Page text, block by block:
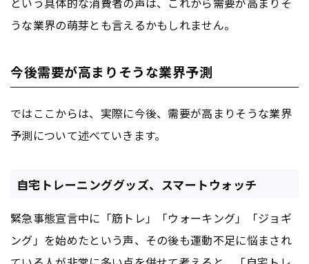
うな業界の萌芽とも言えるかもしれません。
今後需要が高まりそうな業界予測
ではここからは、実際に今後、需要が高まりそうな業界
予測について述べていきます。
自宅トレーニンググッズ、スマートウォッチ
緊急事態宣言中に「筋トレ」「ウォーキング」「ジョギ
ング」を始めたという声、その後も運動不足に悩まされ